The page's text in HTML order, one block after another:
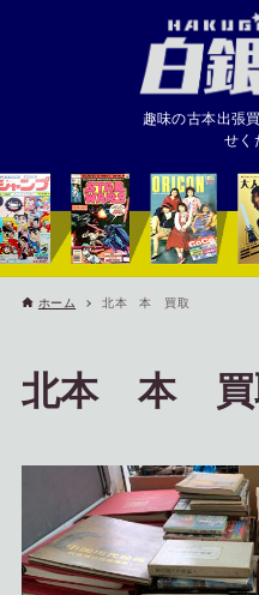
趣味の古本出張
せく
ホーム 北本 本 買取
北本 本 買